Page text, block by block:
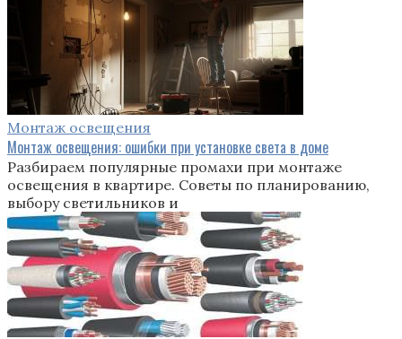
Монтаж освещения
Монтаж освещения: ошибки при установке света в доме
Разбираем популярные промахи при монтаже
освещения в квартире. Советы по планированию,
выбору светильников и